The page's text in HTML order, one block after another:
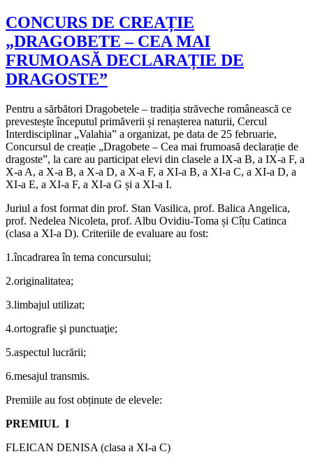
CONCURS DE CREAȚIE
„DRAGOBETE – CEA MAI
FRUMOASĂ DECLARAȚIE DE
DRAGOSTE”
Pentru a sărbători Dragobetele – tradiția străveche românească ce
prevestește începutul primăverii și renașterea naturii, Cercul
Interdisciplinar „Valahia” a organizat, pe data de 25 februarie,
Concursul de creație „Dragobete – Cea mai frumoasă declarație de
dragoste”, la care au participat elevi din clasele a IX-a B, a IX-a F, a
X-a A, a X-a B, a X-a D, a X-a F, a XI-a B, a XI-a C, a XI-a D, a
XI-a E, a XI-a F, a XI-a G și a XI-a I.
Juriul a fost format din prof. Stan Vasilica, prof. Balica Angelica,
prof. Nedelea Nicoleta, prof. Albu Ovidiu-Toma și Cîțu Catinca
(clasa a XI-a D). Criteriile de evaluare au fost:
1.încadrarea în tema concursului;
2.originalitatea;
3.limbajul utilizat;
4.ortografie şi punctuaţie;
5.aspectul lucrării;
6.mesajul transmis.
Premiile au fost obținute de elevele:
PREMIUL I
FLEICAN DENISA (clasa a XI-a C)